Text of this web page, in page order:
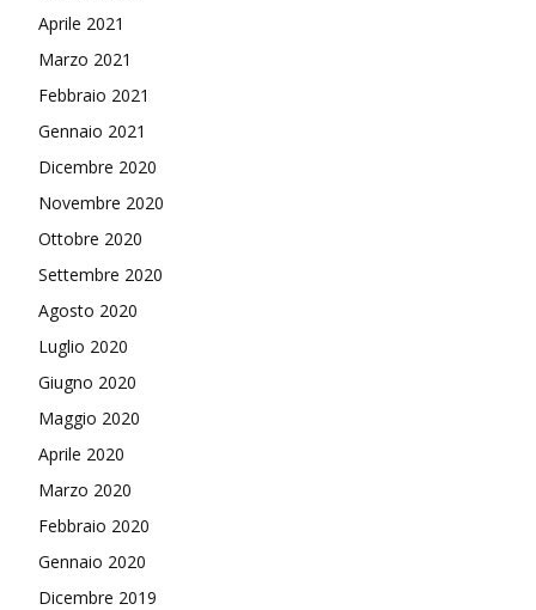
Aprile 2021
Marzo 2021
Febbraio 2021
Gennaio 2021
Dicembre 2020
Novembre 2020
Ottobre 2020
Settembre 2020
Agosto 2020
Luglio 2020
Giugno 2020
Maggio 2020
Aprile 2020
Marzo 2020
Febbraio 2020
Gennaio 2020
Dicembre 2019